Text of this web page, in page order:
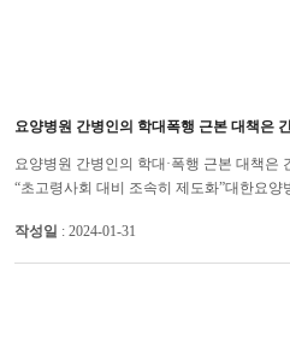
요양병원 간병인의 학대폭행 근본 대책은
요양병원 간병인의 학대·폭행 근본 대책은
“초고령사회 대비 조속히 제도화”대한요
작성일 : 2024-01-31